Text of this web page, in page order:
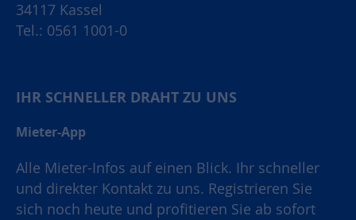
34117 Kassel
Tel.: 0561 1001-0
IHR SCHNELLER DRAHT ZU UNS
Mieter-App
Alle Mieter-Infos auf einen Blick. Ihr schneller
und direkter Kontakt zu uns. Registrieren Sie
sich noch heute und profitieren Sie ab sofort